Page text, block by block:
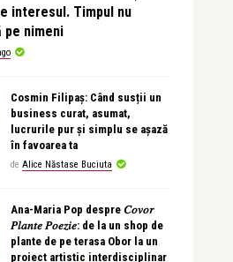
interesul. Timpul nu
pe nimeni
Cosmin Filipaș: Când susții un
business curat, asumat,
lucrurile pur și simplu se așază
în favoarea ta
de Alice Năstase Buciuta
Ana-Maria Pop despre 𝐶𝑜𝑣𝑜𝑟
𝑃𝑙𝑎𝑛𝑡𝑒 𝑃𝑜𝑒𝑧𝑖𝑒: de la un shop de
plante de pe terasa Obor la un
proiect artistic interdisciplinar